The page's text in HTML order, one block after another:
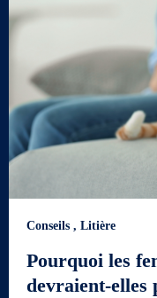
Conseils , Litière
Pourquoi les
devraient-elles